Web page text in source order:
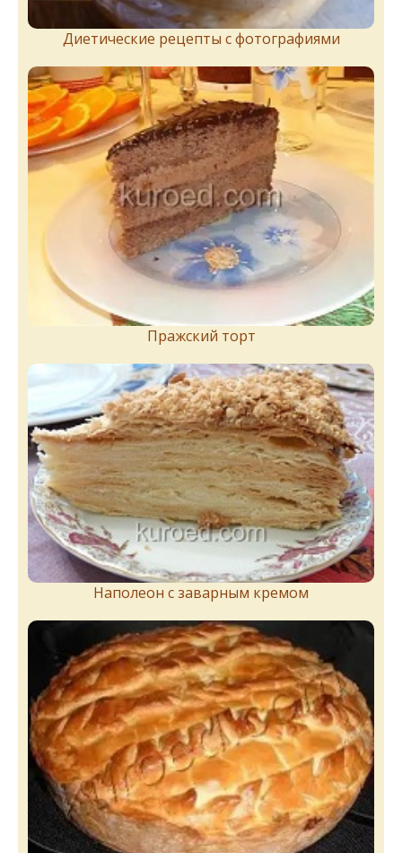
Диетические рецепты с фотографиями
Пражский торт
Наполеон с заварным кремом